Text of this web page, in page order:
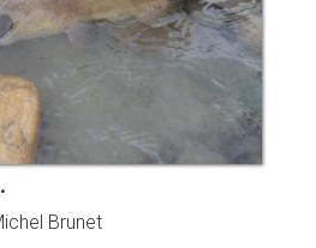
Brunet